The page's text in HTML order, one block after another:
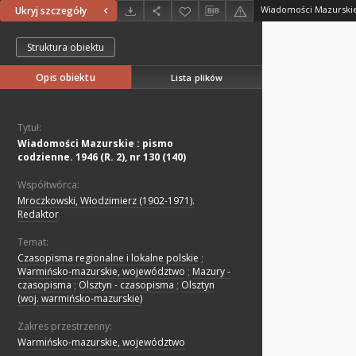
Ukryj szczegóły
Struktura obiektu
Opis obiektu Lista plików
Tytuł:
Wiadomości Mazurskie : pismo
codzienne. 1946 (R. 2), nr 130 (140)
Współtwórca:
Mroczkowski, Włodzimierz (1902-1971).
Redaktor
Temat:
Czasopisma regionalne i lokalne polskie ;
Warmińsko-mazurskie, województwo ; Mazury -
czasopisma ; Olsztyn - czasopisma ; Olsztyn
(woj. warmińsko-mazurskie)
Zakres przestrzenny:
Warmińsko-mazurskie, województwo